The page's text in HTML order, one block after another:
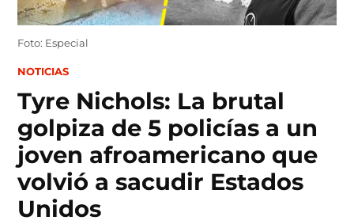
Foto: Especial
POSTED
NOTICIAS
Tyre Nichols: La brutal
golpiza de 5 policías a un
joven afroamericano que
volvió a sacudir Estados
Unidos